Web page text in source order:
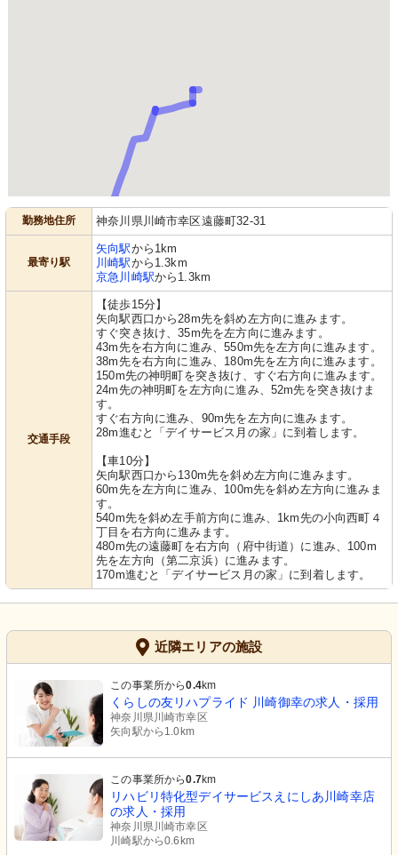
勤務地住所 神奈川県川崎市幸区遠藤町32-31
最寄り駅
矢向駅から1km
川崎駅から1.3km
京急川崎駅から1.3km
交通手段
【徒歩15分】
矢向駅西口から28m先を斜め左方向に進みます。
すぐ突き抜け、35m先を左方向に進みます。
43m先を右方向に進み、550m先を左方向に進みます。
38m先を右方向に進み、180m先を左方向に進みます。
150m先の神明町を突き抜け、すぐ右方向に進みます。
24m先の神明町を左方向に進み、52m先を突き抜けま
す。
すぐ右方向に進み、90m先を左方向に進みます。
28m進むと「デイサービス月の家」に到着します。
【車10分】
矢向駅西口から130m先を斜め左方向に進みます。
60m先を左方向に進み、100m先を斜め左方向に進みま
す。
540m先を斜め左手前方向に進み、1km先の小向西町４
丁目を右方向に進みます。
480m先の遠藤町を右方向（府中街道）に進み、100m
先を左方向（第二京浜）に進みます。
170m進むと「デイサービス月の家」に到着します。
近隣エリアの施設
この事業所から0.4km
くらしの友リハプライド 川崎御幸の求人・採用
神奈川県川崎市幸区
矢向駅から1.0km
この事業所から0.7km
リハビリ特化型デイサービスえにしあ川崎幸店
の求人・採用
神奈川県川崎市幸区
川崎駅から0.6km